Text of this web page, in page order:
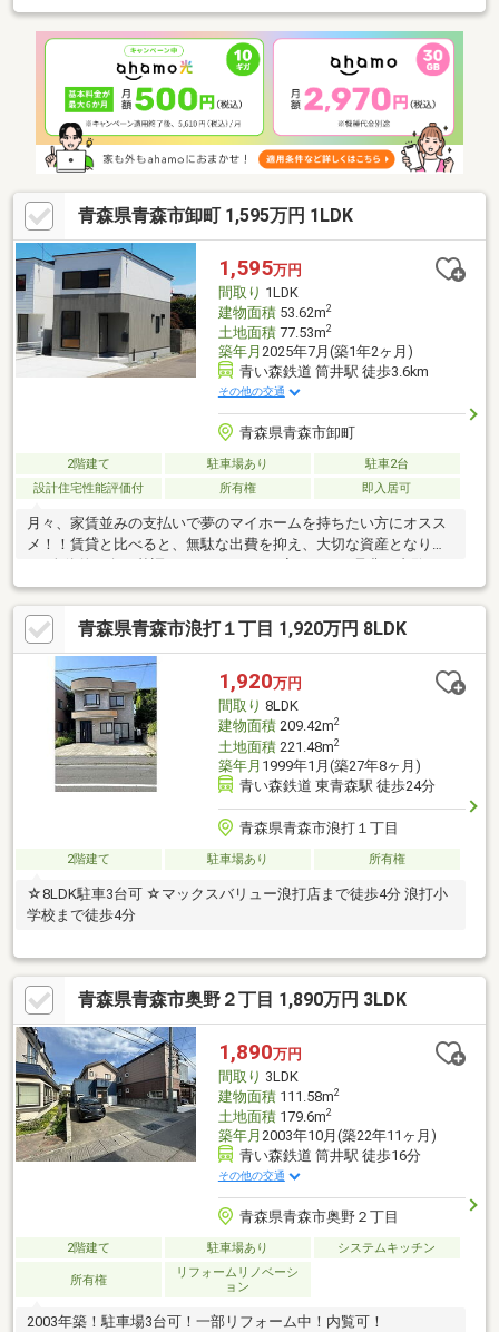
青森県青森市卸町 1,595万円 1LDK
1,595万円
間取り 1LDK
建物面積53.62m2
土地面積77.53m2
築年月 2025年7月(築1年2ヶ月)
青い森鉄道 筒井駅 徒歩3.6km
その他の交通
青森県青森市卸町
2階建て 駐車場あり
駐車2台
設計住宅性能評価付
所有権 即入居可
月々、家賃並みの支払いで夢のマイホームを持ちたい方にオスス
メ！！賃貸と比べると、無駄な出費を抑え、大切な資産となりま
問合せお待ちしております♪
青森県青森市浪打１丁目 1,920万円 8LDK
1,920万円
間取り 8LDK
建物面積209.42m2
土地面積221.48m2
築年月 1999年1月(築27年8ヶ月)
青い森鉄道 東青森駅 徒歩24分
青森県青森市浪打１丁目
2階建て 駐車場あり 所有権
☆8LDK駐車3台可 ☆マックスバリュー浪打店まで徒歩4分 浪打小
学校まで徒歩4分
青森県青森市奥野２丁目 1,890万円 3LDK
1,890万円
間取り 3LDK
建物面積111.58m2
土地面積179.6m2
築年月 2003年10月(築22年11ヶ月)
青い森鉄道 筒井駅 徒歩16分
その他の交通
青森県青森市奥野２丁目
2階建て 駐車場あり システムキッチン
所有権
リフォームリノベーシ
ョン
2003年築！駐車場3台可！一部リフォーム中！内覧可！